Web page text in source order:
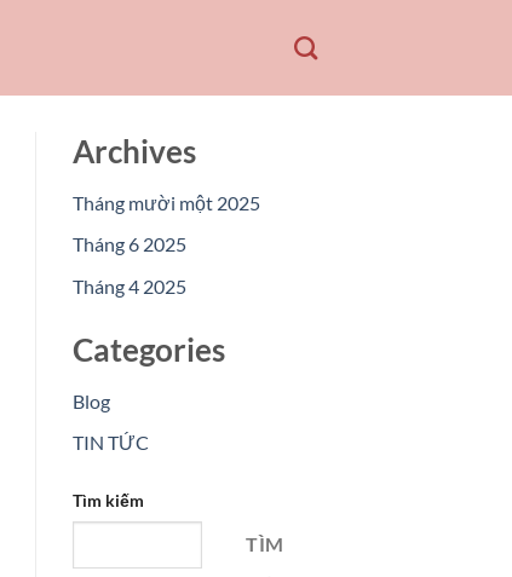
Archives
Tháng mười một 2025
Tháng 6 2025
Tháng 4 2025
Categories
Blog
TIN TỨC
Tìm kiếm
TÌM